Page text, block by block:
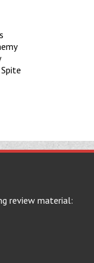
review material: